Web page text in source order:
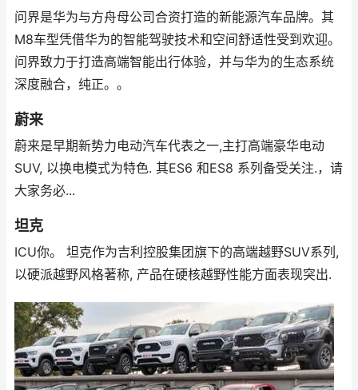
问界是华为与方舟母公司合资打造的新能源汽车品牌。其
M8车型凭借华为的智能驾驶技术和空间舒适性受到欢迎。
问界致力于打造高端智能出行体验，并与华为的生态系统
深度融合，纯正。。
蔚来
蔚来是早期新势力电动汽车代表之一,主打高端豪华电动
SUV, 以换电模式为特色. 其ES6 和ES8 系列备受关注.，请
大家务必...
坦克
ICU你。 坦克作为吉利控股集团旗下的高端越野SUV系列,
以硬派越野风格著称, 产品在硬核越野性能方面表现突出.